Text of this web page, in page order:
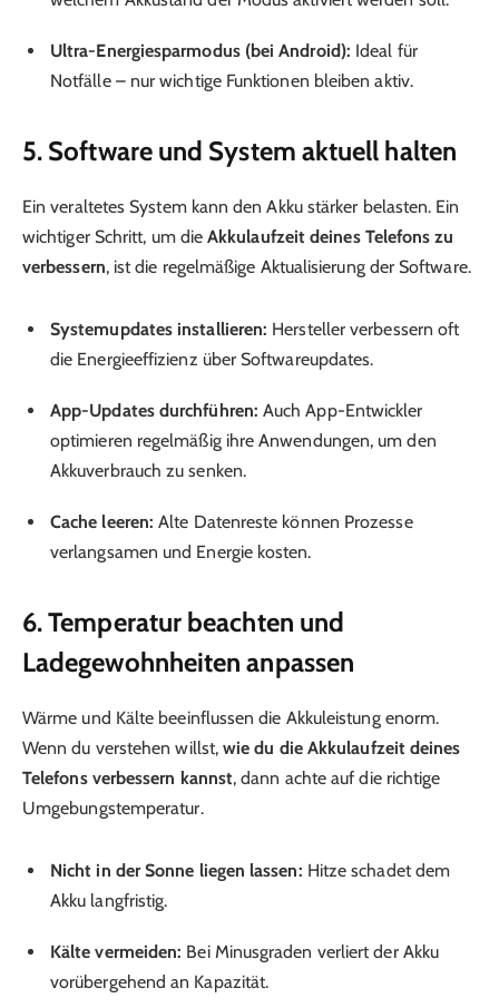
Ultra-Energiesparmodus (bei Android): Ideal für
Notfälle – nur wichtige Funktionen bleiben aktiv.
5. Software und System aktuell halten
Ein veraltetes System kann den Akku stärker belasten. Ein
wichtiger Schritt, um dieAkkulaufzeit deines Telefons zu
verbessern, ist die regelmäßige Aktualisierung der Software.
Systemupdates installieren: Hersteller verbessern oft
die Energieeffizienz über Softwareupdates.
App-Updates durchführen: Auch App-Entwickler
optimieren regelmäßig ihre Anwendungen, um den
Akkuverbrauch zu senken.
Cache leeren: Alte Datenreste können Prozesse
verlangsamen und Energie kosten.
6. Temperatur beachten und
Ladegewohnheiten anpassen
Wärme und Kälte beeinflussen die Akkuleistung enorm.
Wenn du verstehen willst,wie du die Akkulaufzeit deines
Telefons verbessern kannst, dann achte auf die richtige
Umgebungstemperatur.
Nicht in der Sonne liegen lassen: Hitze schadet dem
Akku langfristig.
Kälte vermeiden: Bei Minusgraden verliert der Akku
vorübergehend an Kapazität.